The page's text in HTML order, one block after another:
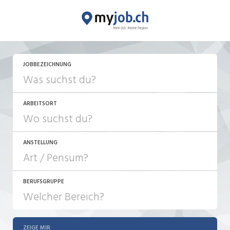
JOBBEZEICHNUNG
ARBEITSORT
ANSTELLUNG
JOB-TYP
Festanstellung
BERUFSGRUPPE
ZEIGE MIR